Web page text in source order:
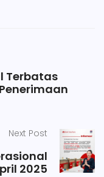
Terbatas
Next Post
2025